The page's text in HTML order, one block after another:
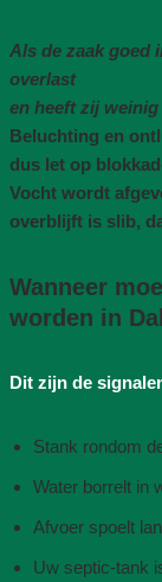
Als de zaak goed
overlast
en heeft zij
Beluchting en
dus let op
Vocht wordt
overblijft is slib,
Wanneer
worden in
Dit zijn de
Stank rondom
Water borrelt in
Afvoer spoelt
Uw septic-tank